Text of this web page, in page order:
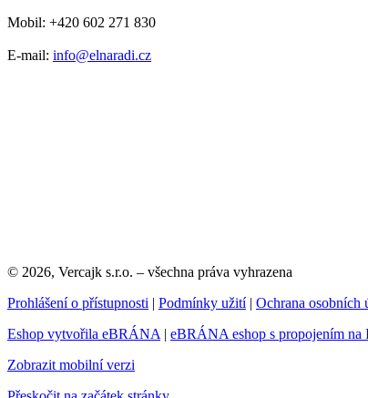
Mobil: +420 602 271 830
E-mail: info@elnaradi.cz
© 2026, Vercajk s.r.o. – všechna práva vyhrazena
Prohlášení o přístupnosti | Podmínky užití| Ochrana osobních
Eshop vytvořila eBRÁNA | eBRÁNA eshop s propojením na
Zobrazit mobilní verzi